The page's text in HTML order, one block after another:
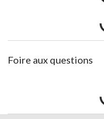
Foire aux questions